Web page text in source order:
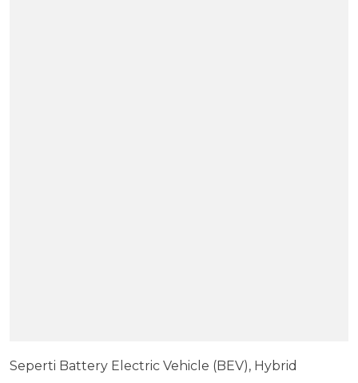
Seperti Battery Electric Vehicle (BEV), Hybrid